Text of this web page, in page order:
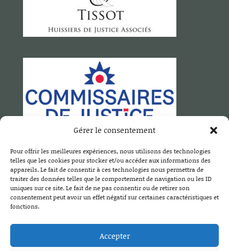
Gérer le consentement
Pour offrir les meilleures expériences, nous utilisons des technologies
telles que les cookies pour stocker et/ou accéder aux informations des
appareils. Le fait de consentir à ces technologies nous permettra de
traiter des données telles que le comportement de navigation ou les ID
uniques sur ce site. Le fait de ne pas consentir ou de retirer son
consentement peut avoir un effet négatif sur certaines caractéristiques et
fonctions.
Accepter
SCP MOTTET DUCLOS TISSOT
26 B, avenue de Ternier
74160 Saint Julien en Genevois
Tél. :04 50 49 20 80